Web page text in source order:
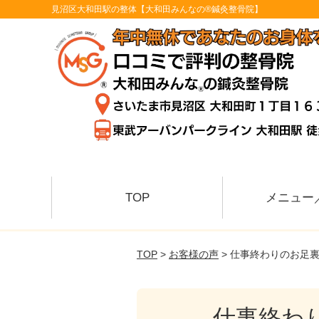
見沼区大和田駅の整体【大和田みんなの®鍼灸整骨院】
TOP メニュー
TOP > お客様の声 > 仕事終わりのお足